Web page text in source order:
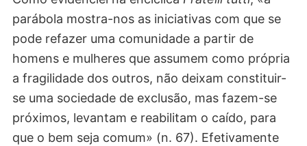
parábola mostra-nos as iniciativas com que se
pode refazer uma comunidade a partir de
homens e mulheres que assumem como própria
a fragilidade dos outros, não deixam constituir-
se uma sociedade de exclusão, mas fazem-se
próximos, levantam e reabilitam o caído, para
que o bem seja comum» (n. 67). Efetivamente